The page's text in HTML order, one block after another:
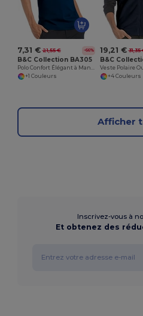
7,31 € 21,55 € -66%
B&C Collection BA305
+1 Couleurs
19,21 € 31,35
B&C
+4 Couleurs
Afficher
Inscrivez-vous à
Et obtenez des